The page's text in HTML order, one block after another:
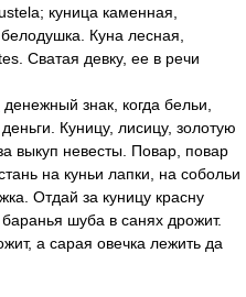
куница каменная,
Куна лесная,
Сватая девку, ее в речи
денежный знак, когда бельи,
Куницу, лисицу, золотую
выкуп невесты. Повар, повар
на куньи лапки, на собольи
Отдай за куницу красну
шуба в санях дрожит.
а сарая овечка лежить да